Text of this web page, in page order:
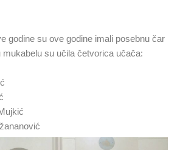
godine su ove godine imali posebnu čar
su učila četvorica učača: